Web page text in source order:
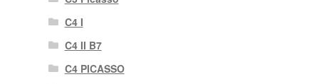
C4 I
C4 II B7
C4 PICASSO